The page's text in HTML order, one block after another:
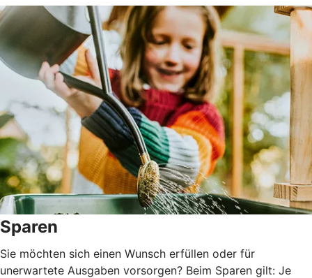
Sparen
Sie möchten sich einen Wunsch erfüllen oder für
unerwartete Ausgaben vorsorgen? Beim Sparen gilt: Je